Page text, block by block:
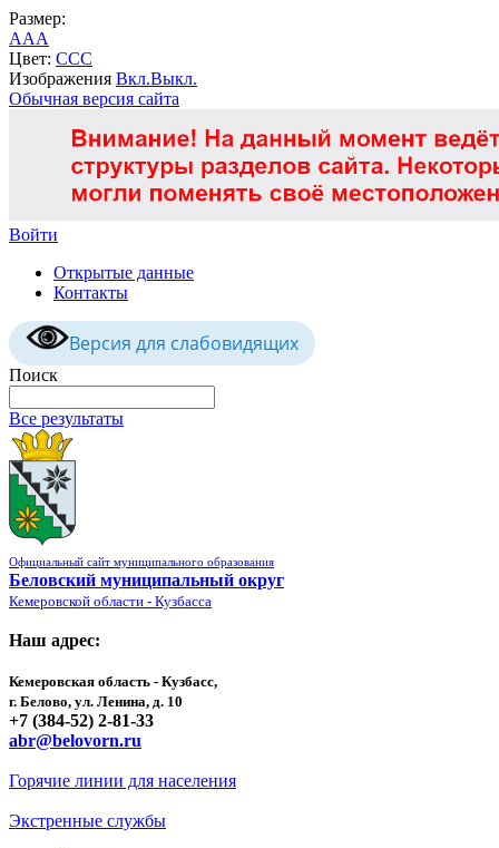
Размер:
AAA
Цвет: CCC
Изображения Вкл.Выкл.
Обычная версия сайта
Войти
Открытые данные
Контакты
Версия для слабовидящих
Поиск
Все результаты
Официальный сайт муниципального образования
Беловский муниципальный округ
Кемеровской области - Кузбасса
Наш адрес:
Кемеровская область - Кузбасс,
г. Белово, ул. Ленина, д. 10
+7 (384-52) 2-81-33
abr@belovorn.ru
Горячие линии для населения
Экстренные службы